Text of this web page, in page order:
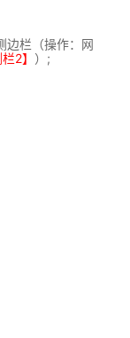
边栏（操作：网
栏2】 ）;